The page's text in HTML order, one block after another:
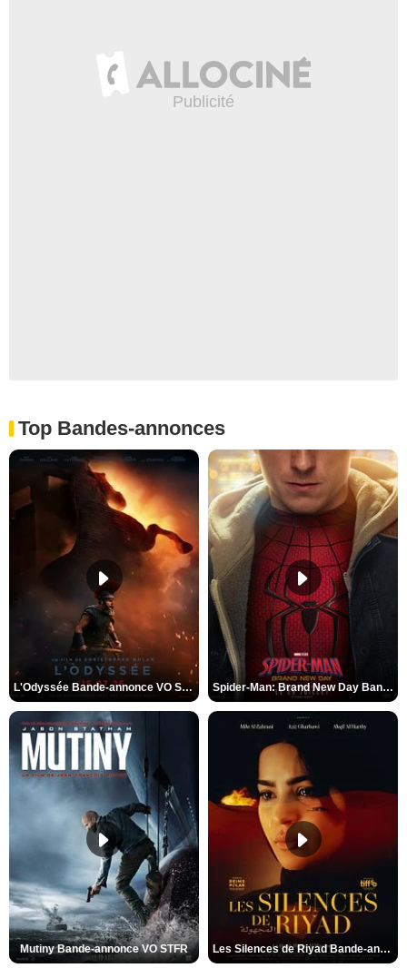
Top Bandes-annonces
L'Odyssée Bande-annonce VO STFR Spider-Man: Brand New Day Bande-annonce VO STFR
Mutiny Bande-annonce VO STFR Les Silences de Riyad Bande-annonce VO STFR